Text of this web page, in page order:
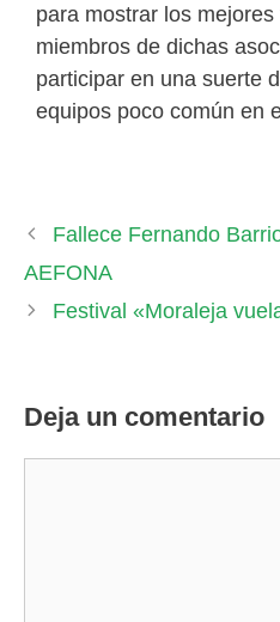
para mostrar los
miembros de dichas
participar en una suerte
equipos poco común en
Fallece Fernando
AEFONA
Festival «Moraleja
Deja un comentario